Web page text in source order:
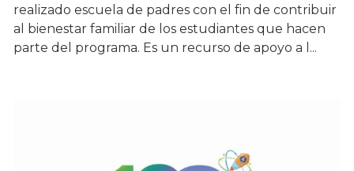
realizado escuela de padres con el fin de contribuir
al bienestar familiar de los estudiantes que hacen
parte del programa. Es un recurso de apoyo a l...